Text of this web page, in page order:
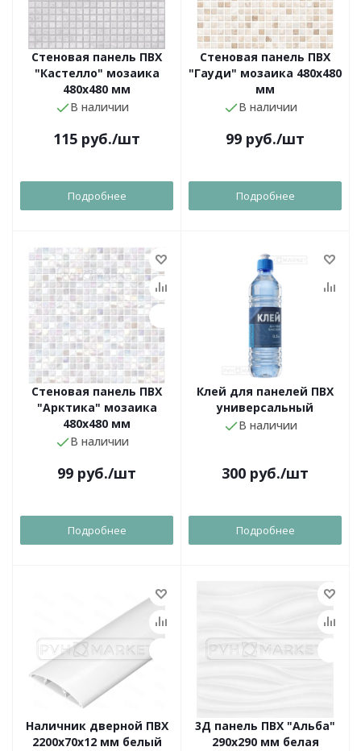
Стеновая панель ПВХ
"Кастелло" мозаика
480х480 мм
В наличии
115 руб./шт
Подробнее
Стеновая панель ПВХ
"Гауди" мозаика 480х480
мм
В наличии
99 руб./шт
Подробнее
Стеновая панель ПВХ
"Арктика" мозаика
480х480 мм
В наличии
99 руб./шт
Подробнее
Клей для панелей ПВХ
универсальный
В наличии
300 руб./шт
Подробнее
Наличник дверной ПВХ
2200х70х12 мм белый
3Д панель ПВХ "Альба"
290х290 мм белая